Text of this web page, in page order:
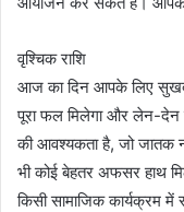
वृश्चिक राशि
आज का दिन आपके लिए
पूरा फल मिलेगा और लेन-देन
की आवश्यकता है, जो जातक
भी कोई बेहतर अफसर हाथ
किसी सामाजिक कार्यक्रम में